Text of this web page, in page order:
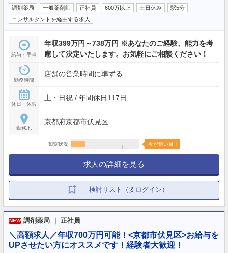
調剤薬局 一般薬剤師 正社員 600万以上 土日休み
駅5分
コンサルタントを経由する求人
給与・手当
年収399万円～738万円 ※あなたのご経験、能力を考
慮して決定いたします。お気軽にご相談ください！
勤務時間
店舗の営業時間に準ずる
休日・休暇
土・日祝 / 年間休日117日
勤務地
京都府京都市伏見区
閲覧状況 今が狙い目！
求人の詳細を見る
検討リスト（要ログイン）
NEW 調剤薬局 ｜ 正社員
＼高額求人／年収700万円可能！<京都市伏見区>お給与を
UPさせたい方にオススメです！経験者大歓迎！